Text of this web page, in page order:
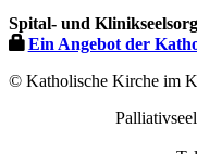
Spital- und
Ein Angebot der
© Katholische Kirche im